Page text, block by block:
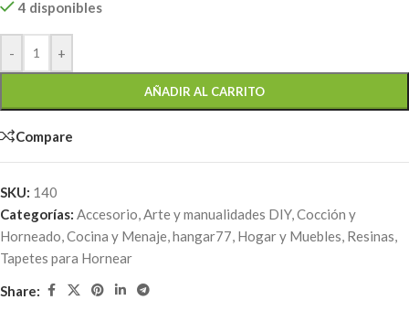
4 disponibles
- +
AÑADIR AL CARRITO
Compare
SKU: 140
Categorías: Accesorio,Arte y manualidades DIY,Cocción y
Horneado,Cocina y Menaje,hangar77, Hogar y Muebles, Resinas,
Tapetes para Hornear
Share: